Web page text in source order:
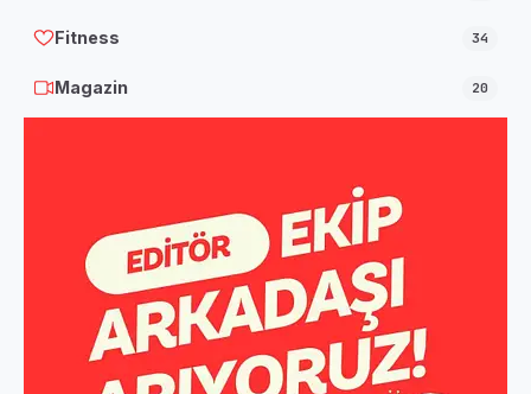
Fitness 34
Magazin 20